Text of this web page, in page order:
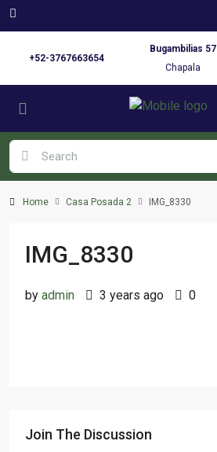
+52-3767663654
Bugambilias 57
Chapala
Home Casa Posada 2 IMG_8330
IMG_8330
by admin 3 years ago 0
Join The Discussion